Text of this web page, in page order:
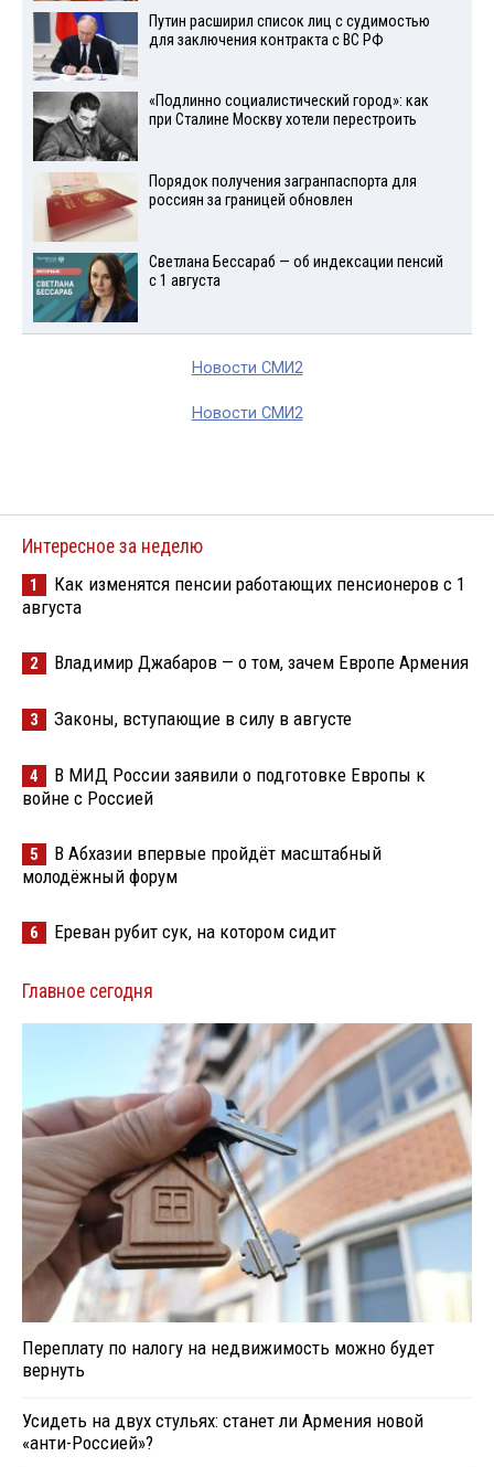
Путин расширил список лиц с судимостью
для заключения контракта с ВС РФ
«Подлинно социалистический город»: как
при Сталине Москву хотели перестроить
Порядок получения загранпаспорта для
россиян за границей обновлен
Светлана Бессараб — об индексации пенсий
с 1 августа
Новости СМИ2
Новости СМИ2
Интересное за неделю
1
Как изменятся пенсии работающих пенсионеров с 1
августа
2 Владимир Джабаров — о том, зачем Европе Армения
3 Законы, вступающие в силу в августе
4
В МИД России заявили о подготовке Европы к
войне с Россией
5
В Абхазии впервые пройдёт масштабный
молодёжный форум
6 Ереван рубит сук, на котором сидит
Главное сегодня
Переплату по налогу на недвижимость можно будет
вернуть
Усидеть на двух стульях: станет ли Армения новой
«анти-Россией»?